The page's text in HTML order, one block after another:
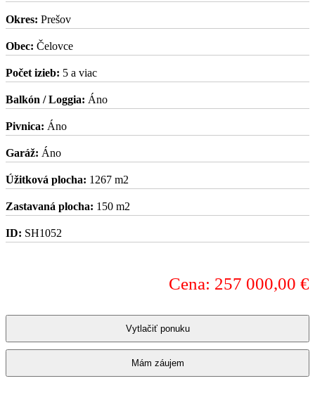
Okres: Prešov
Obec: Čelovce
Počet izieb: 5 a viac
Balkón / Loggia: Áno
Pivnica: Áno
Garáž: Áno
Úžitková plocha: 1267 m2
Zastavaná plocha: 150 m2
ID: SH1052
Cena: 257 000,00 €
Vytlačiť ponuku
Mám záujem